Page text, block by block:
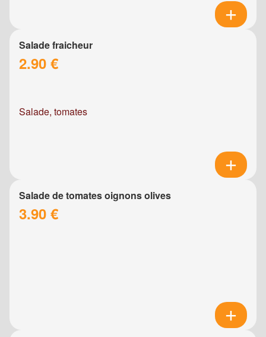
Salade fraicheur
2.90 €
Salade, tomates
Salade de tomates oignons olives
3.90 €